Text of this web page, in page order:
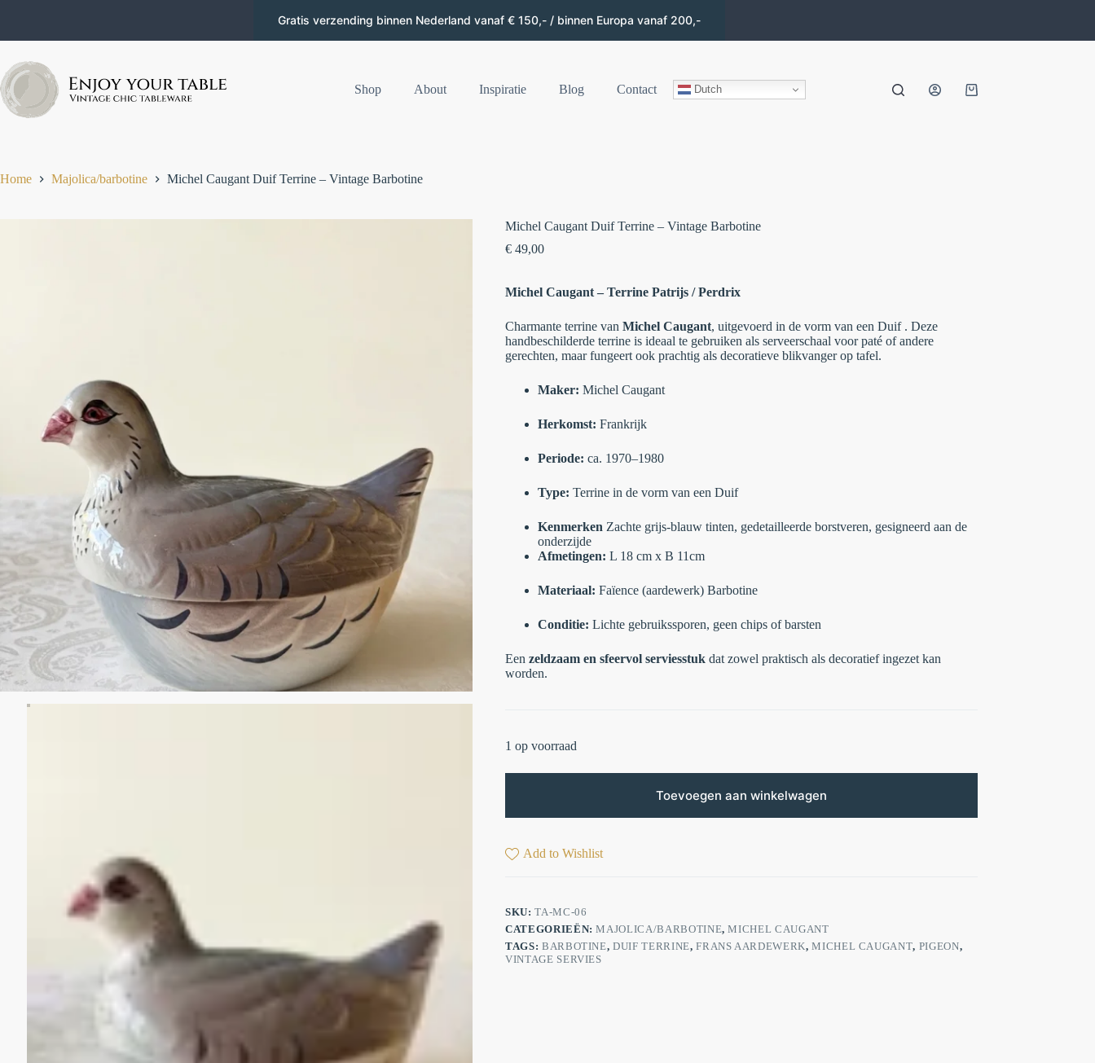
Gratis verzending binnen Nederland vanaf € 150,- / binnen Europa vanaf 200,-
Shop About Inspiratie Blog Contact Dutch
Home Majolica/barbotine Michel Caugant Duif Terrine – Vintage Barbotine
Michel Caugant Duif Terrine – Vintage Barbotine
€ 49,00
Michel Caugant – Terrine Patrijs / Perdrix
Charmante terrine van Michel Caugant, uitgevoerd in de vorm van een Duif . Deze
handbeschilderde terrine is ideaal te gebruiken als serveerschaal voor paté of andere
gerechten, maar fungeert ook prachtig als decoratieve blikvanger op tafel.
Maker: Michel Caugant
Herkomst: Frankrijk
Periode: ca. 1970–1980
Type: Terrine in de vorm van een Duif
Kenmerken Zachte grijs-blauw tinten, gedetailleerde borstveren, gesigneerd aan de
onderzijde
Afmetingen: L 18 cm x B 11cm
Materiaal: Faïence (aardewerk) Barbotine
Conditie: Lichte gebruikssporen, geen chips of barsten
Een zeldzaam en sfeervol serviesstuk dat zowel praktisch als decoratief ingezet kan
worden.
1 op voorraad
Toevoegen aan winkelwagen
Add to Wishlist
SKU:TA-MC-06
CATEGORIEËN:MAJOLICA/BARBOTINE,MICHEL CAUGANT
TAGS: BARBOTINE,DUIF TERRINE,FRANS AARDEWERK,MICHEL CAUGANT, PIGEON,
VINTAGE SERVIES